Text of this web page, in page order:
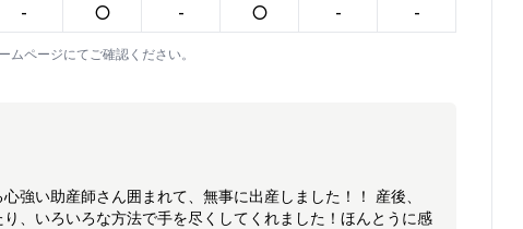
- 〇 - 〇 - -
ページにてご確認ください。
強い助産師さん囲まれて、無事に出産しました！！ 産後、
、いろいろな方法で手を尽くしてくれました！ほんとうに感